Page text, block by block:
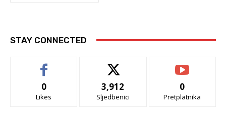
STAY CONNECTED
0
Likes
3,912
Sljedbenici
0
Pretplatnika